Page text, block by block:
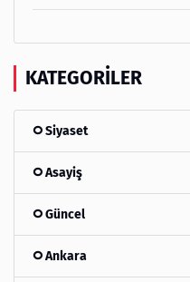
KATEGORILER
Siyaset
Asayiş
Güncel
Ankara